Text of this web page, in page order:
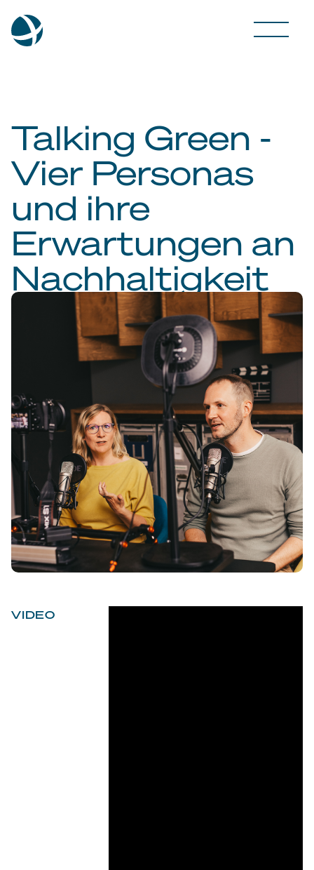
Talking Green -
Vier Personas
und ihre
Erwartungen an
Nachhaltigkeit
VIDEO